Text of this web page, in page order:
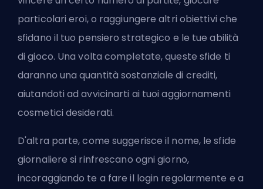
particolarieroi, o raggiungere altri obiettivi che
sfidano il tuo pensiero strategico e le tue abilità
di gioco. Una volta completate, queste sfide ti
daranno una quantità sostanziale di crediti,
aiutandoti ad avvicinarti ai tuoi aggiornamenti
cosmetici desiderati.
D'altra parte, come suggerisce il nome, le sfide
giornaliere si rinfrescano ogni giorno,
incoraggiando te a fare il login regolarmente e a